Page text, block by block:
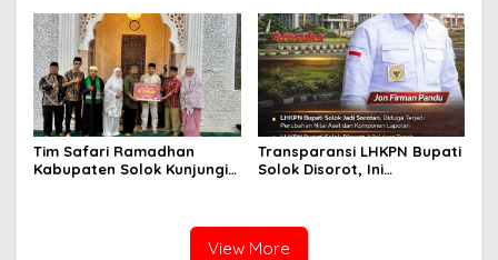
Tim Safari Ramadhan
Kabupaten Solok Kunjungi
Transparansi LHKPN Bupati
Solok Disorot, Ini
View More